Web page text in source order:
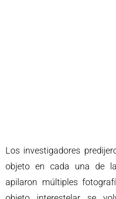
Los investigadores
objeto en cada una de
apilaron múltiples